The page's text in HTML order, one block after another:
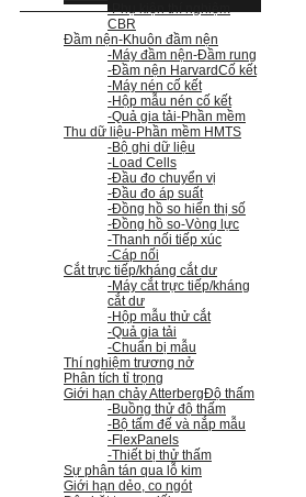
-Phụ kiện thí nghiệm
CBR
Đầm nện-Khuôn đầm nện
-Máy đầm nện-Đầm rung
-Đầm nện HarvardCố kết
-Máy nén cố kết
-Hộp mẫu nén cố kết
-Quả gia tải-Phần mềm
Thu dữ liệu-Phần mềm HMTS
-Bộ ghi dữ liệu
-Load Cells
-Đầu đo chuyển vị
-Đầu đo áp suất
-Đồng hồ so hiển thị số
-Đồng hồ so-Vòng lực
-Thanh nối tiếp xúc
-Cáp nối
Cắt trực tiếp/kháng cắt dư
-Máy cắt trực tiếp/kháng
cắt dư
-Hộp mẫu thử cắt
-Quả gia tải
-Chuẩn bị mẫu
Thí nghiệm trương nở
Phân tích tỉ trọng
Giới hạn chảy AtterbergĐộ thấm
-Buồng thử độ thấm
-Bộ tấm đế và nắp mẫu
-FlexPanels
-Thiết bị thử thấm
Sự phân tán qua lỗ kim
Giới hạn dẻo, co ngót